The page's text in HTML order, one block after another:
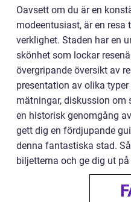
Oavsett om du är en
modeentusiast, är en
verklighet. Staden har en
skönhet som lockar
övergripande översikt av
presentation av olika
mätningar, diskussion om
en historisk genomgång
gett dig en fördjupande
denna fantastiska stad.
biljetterna och ge dig ut